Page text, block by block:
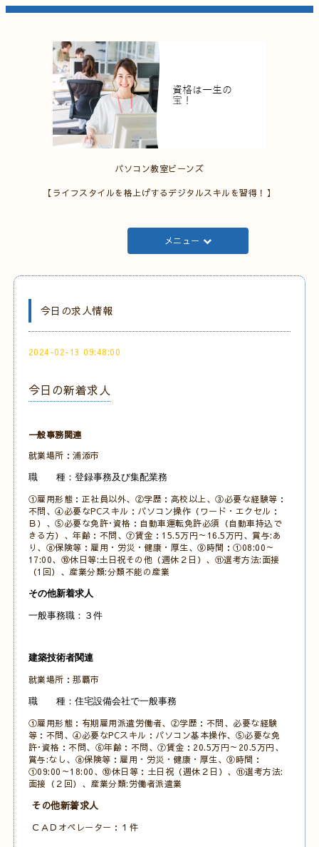
パソコン教室ビーンズ
【ライフスタイルを格上げするデジタルスキルを習得！】
メニュー
今日の求人情報
2024-02-13 09:48:00
今日の新着求人
一般事務関連
就業場所：浦添市
職 種：登録事務及び集配業務
①雇用形態：正社員以外、②学歴：高校以上、③必要な経験等：
不問、④必要なPCスキル：パソコン操作（ワード・エクセル：
Ｂ）、⑤必要な免許･資格：自動車運転免許必須（自動車持込で
きる方）、年齢：不問、⑦賃金：15.5万円～16.5万円、賞与:あ
り、⑧保険等：雇用・労災・健康・厚生、⑨時間：①08:00～
17:00、⑩休日等:土日祝その他（週休２日）、⑪選考方法:面接
（1回）、産業分類:分類不能の産業
その他新着求人
一般事務職：３件
建築技術者関連
就業場所：那覇市
職 種：住宅設備会社で一般事務
①雇用形態：有期雇用派遣労働者、②学歴：不問、必要な経験
等：不問、④必要なPCスキル：パソコン基本操作、 ⑤必要な免
許･資格：不問、 ⑥年齢：不問、⑦賃金：20.5万円～20.5万円、
賞与:なし、⑧保険等：雇用・労災・健康・厚生、⑨時間：
①09:00～18:00、⑩休日等：土日祝 （週休２日）、⑪選考方法:
面接（２ 回）、産業分類:労働者派遣業
その他新着求人
ＣＡＤオペレーター：１件